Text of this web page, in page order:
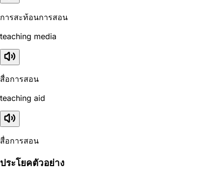
การสะท้อนการสอน
teaching media
สื่อการสอน
teaching aid
สื่อการสอน
ประโยคตัวอย่าง